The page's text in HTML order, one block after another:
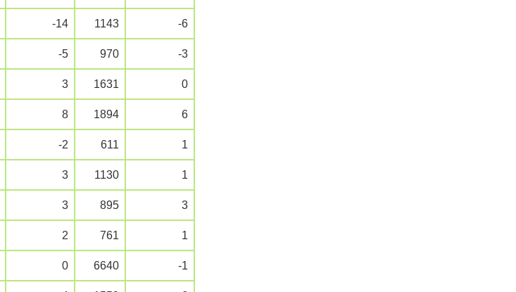
-14 1143 -6
-5 970 -3
3 1631 0
8 1894 6
-2 611 1
3 1130 1
3 895 3
2 761 1
0 6640 -1